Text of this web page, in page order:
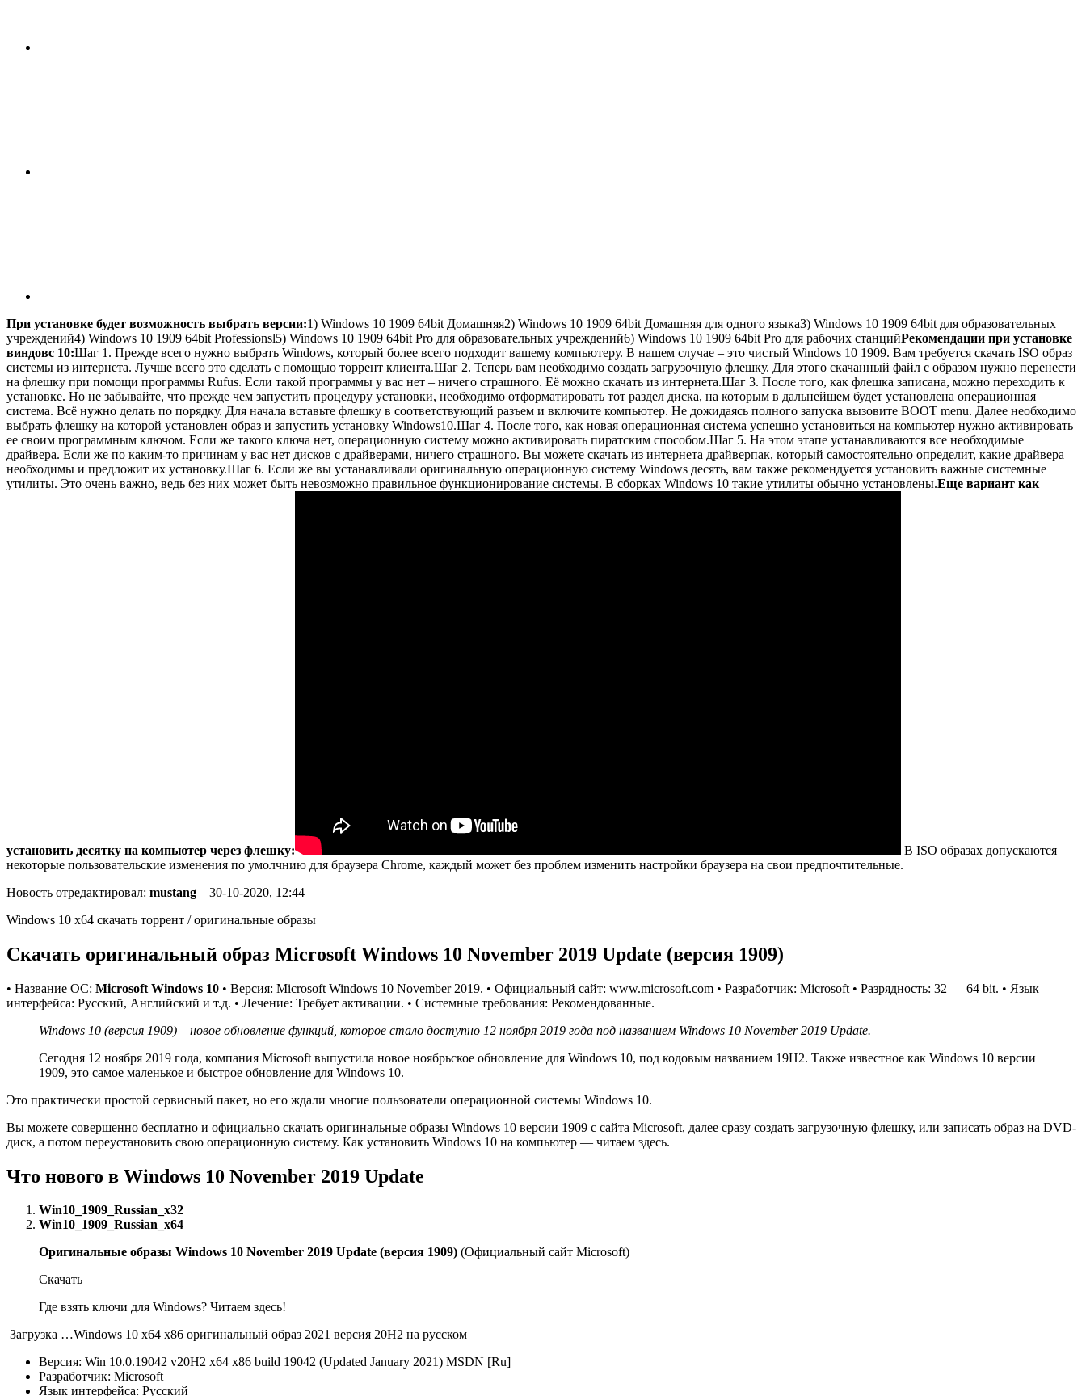
При установке будет возможность выбрать версии:1) Windows 10 1909 64bit Домашняя2) Windows 10 1909 64bit Домашняя для одного языка3) Windows 10 1909 64bit для образовательных
учреждений4) Windows 10 1909 64bit Professionsl5) Windows 10 1909 64bit Pro для образовательных учреждений6) Windows 10 1909 64bit Pro для рабочих станцийРекомендации при установке
виндовс 10:Шаг 1. Прежде всего нужно выбрать Windows, который более всего подходит вашему компьютеру. В нашем случае – это чистый Windows 10 1909. Вам требуется скачать ISO образ
системы из интернета. Лучше всего это сделать с помощью торрент клиента.Шаг 2. Теперь вам необходимо создать загрузочную флешку. Для этого скачанный файл с образом нужно перенести
на флешку при помощи программы Rufus. Если такой программы у вас нет – ничего страшного. Её можно скачать из интернета.Шаг 3. После того, как флешка записана, можно переходить к
установке. Но не забывайте, что прежде чем запустить процедуру установки, необходимо отформатировать тот раздел диска, на которым в дальнейшем будет установлена операционная
система. Всё нужно делать по порядку. Для начала вставьте флешку в соответствующий разъем и включите компьютер. Не дожидаясь полного запуска вызовите BOOT menu. Далее необходимо
выбрать флешку на которой установлен образ и запустить установку Windows10.Шаг 4. После того, как новая операционная система успешно установиться на компьютер нужно активировать
ее своим программным ключом. Если же такого ключа нет, операционную систему можно активировать пиратским способом.Шаг 5. На этом этапе устанавливаются все необходимые
драйвера. Если же по каким-то причинам у вас нет дисков с драйверами, ничего страшного. Вы можете скачать из интернета драйверпак, который самостоятельно определит, какие драйвера
необходимы и предложит их установку.Шаг 6. Если же вы устанавливали оригинальную операционную систему Windows десять, вам также рекомендуется установить важные системные
утилиты. Это очень важно, ведь без них может быть невозможно правильное функционирование системы. В сборках Windows 10 такие утилиты обычно установлены.Еще вариант как
установить десятку на компьютер через флешку:
В ISO образах допускаются
некоторые пользовательские изменения по умолчнию для браузера Chrome, каждый может без проблем изменить настройки браузера на свои предпочтительные.
Новость отредактировал: mustang – 30-10-2020, 12:44
Windows 10 x64 скачать торрент / оригинальные образы
Скачать оригинальный образ Microsoft Windows 10 November 2019 Update (версия 1909)
• Название ОС: Microsoft Windows 10 • Версия: Microsoft Windows 10 November 2019. • Официальный сайт: www.microsoft.com • Разработчик: Microsoft • Разрядность: 32 — 64 bit. • Язык
интерфейса: Русский, Английский и т.д. • Лечение: Требует активации. • Системные требования: Рекомендованные.
Windows 10 (версия 1909) – новое обновление функций, которое стало доступно 12 ноября 2019 года под названием Windows 10 November 2019 Update.
Сегодня 12 ноября 2019 года, компания Microsoft выпустила новое ноябрьское обновление для Windows 10, под кодовым названием 19H2. Также известное как Windows 10 версии
1909, это самое маленькое и быстрое обновление для Windows 10.
Это практически простой сервисный пакет, но его ждали многие пользователи операционной системы Windows 10.
Вы можете совершенно бесплатно и официально скачать оригинальные образы Windows 10 версии 1909 с сайта Microsoft, далее сразу создать загрузочную флешку, или записать образ на DVD-
диск, а потом переустановить свою операционную систему. Как установить Windows 10 на компьютер — читаем здесь.
Что нового в Windows 10 November 2019 Update
Win10_1909_Russian_x32
Win10_1909_Russian_x64
Оригинальные образы Windows 10 November 2019 Update (версия 1909) (Официальный сайт Microsoft)
Скачать
Где взять ключи для Windows? Читаем здесь!
Загрузка …Windows 10 x64 x86 оригинальный образ 2021 версия 20H2 на русском
Версия: Win 10.0.19042 v20H2 x64 x86 build 19042 (Updated January 2021) MSDN [Ru]
Разработчик: Microsoft
Язык интерфейса: Русский